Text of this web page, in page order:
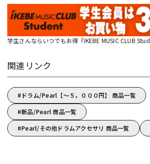
学生さんならいつでもお得『IKEBE MUSIC CLUB
関連リンク
ドラム/Pearl【～５，０００円】 商品一覧
新品/Pearl 商品一覧
Pearl/その他ドラムアクセサリ 商品一覧